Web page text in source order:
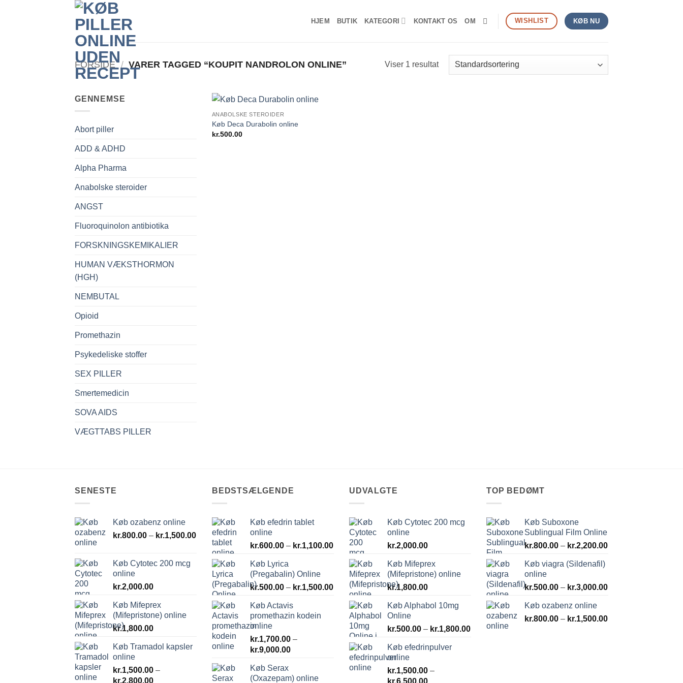
HJEM BUTIK KATEGORI KONTAKT OS OM WISHLIST KØB NU
FORSIDE / VARER TAGGED “KOUPIT NANDROLON ONLINE” Viser 1 resultat
GENNEMSE
Abort piller
ADD & ADHD
Alpha Pharma
Anabolske steroider
ANGST
Fluoroquinolon antibiotika
FORSKNINGSKEMIKALIER
HUMAN VÆKSTHORMON
(HGH)
NEMBUTAL
Opioid
Promethazin
Psykedeliske stoffer
SEX PILLER
Smertemedicin
SOVA AIDS
VÆGTTABS PILLER
ANABOLSKE STEROIDER
Køb Deca Durabolin online
kr.500.00
SENESTE
Køb ozabenz online
kr.800.00 – kr.1,500.00Prisinterval:
kr.800.00
kr.1,500.00
Køb Cytotec 200 mcg
online
kr.2,000.00
Køb Mifeprex
(Mifepristone) online
kr.1,800.00
Køb Tramadol kapsler
online
kr.1,500.00 –
kr.2,800.00Prisinterval:
BEDSTSÆLGENDE
Køb efedrin tablet
online
kr.600.00 – kr.1,100.00Prisinterval:
kr.600.00
kr.1,100.00
Køb Lyrica
(Pregabalin) Online
kr.500.00 – kr.1,500.00Prisinterval:
kr.500.00
kr.1,500.00
Køb Actavis
promethazin kodein
online
kr.1,700.00 –
kr.9,000.00Prisinterval:
kr.9,000.00
Køb Serax
(Oxazepam) online
UDVALGTE
Køb Cytotec 200 mcg
online
kr.2,000.00
Køb Mifeprex
(Mifepristone) online
kr.1,800.00
Køb Alphabol 10mg
Online
kr.500.00 – kr.1,800.00Prisinterval:
Køb efedrinpulver
online
kr.1,500.00 –
kr.6,500.00Prisinterval:
TOP BEDØMT
Køb Suboxone
Sublingual Film Online
kr.800.00 – kr.2,200.00Prisinterval:
Køb viagra (Sildenafil)
online
kr.500.00 – kr.3,000.00Prisinterval:
kr.3,000.00
Køb ozabenz online
kr.800.00 – kr.1,500.00Prisinterval: